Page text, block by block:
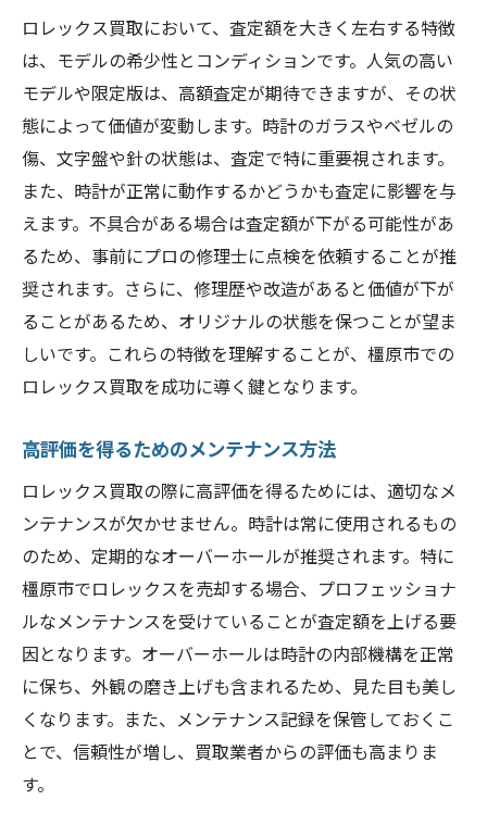
ロレックス買取において、査定額を大きく左右する特徴
は、モデルの希少性とコンディションです。人気の高い
モデルや限定版は、高額査定が期待できますが、その状
態によって価値が変動します。時計のガラスやベゼルの
傷、文字盤や針の状態は、査定で特に重要視されます。
また、時計が正常に動作するかどうかも査定に影響を与
えます。不具合がある場合は査定額が下がる可能性があ
るため、事前にプロの修理士に点検を依頼することが推
奨されます。さらに、修理歴や改造があると価値が下が
ることがあるため、オリジナルの状態を保つことが望ま
しいです。これらの特徴を理解することが、橿原市での
ロレックス買取を成功に導く鍵となります。
高評価を得るためのメンテナンス方法
ロレックス買取の際に高評価を得るためには、適切なメ
ンテナンスが欠かせません。時計は常に使用されるもの
のため、定期的なオーバーホールが推奨されます。特に
橿原市でロレックスを売却する場合、プロフェッショナ
ルなメンテナンスを受けていることが査定額を上げる要
因となります。オーバーホールは時計の内部機構を正常
に保ち、外観の磨き上げも含まれるため、見た目も美し
くなります。また、メンテナンス記録を保管しておくこ
とで、信頼性が増し、買取業者からの評価も高まりま
す。